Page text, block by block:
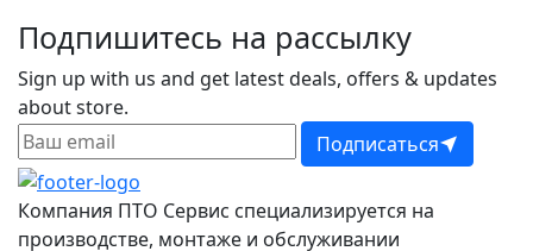
Подпишитесь на рассылку
Sign up with us and get latest deals, offers & updates
about store.
Подписаться
Компания ПТО Сервис специализируется на
производстве, монтаже и обслуживании